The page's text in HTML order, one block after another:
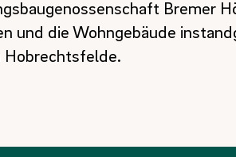
Bremer
und die Wohngebäude